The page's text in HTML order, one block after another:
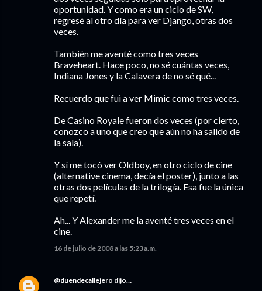
oportunidad. Y como era un ciclo de SW,
regresé al otro día para ver Django, otras dos
veces.
También me aventé como tres veces
Braveheart. Hace poco, no sé cuántas veces,
Indiana Jones y la Calavera de no sé qué...
Recuerdo que fui a ver Mimic como tres veces.
De Casino Royale fueron dos veces (por cierto,
conozco a uno que creo que aún no ha salido de
la sala).
Y sí me tocó ver Oldboy, en otro ciclo de cine
(alternative cinema, decía el poster), junto a las
otras dos películas de la trilogía. Esa fue la única
que repetí.
Ah... Y Alexander me la aventé tres veces en el
cine.
16 de julio de 2008 a las 5:23 a.m.
@duendecallejero dijo…